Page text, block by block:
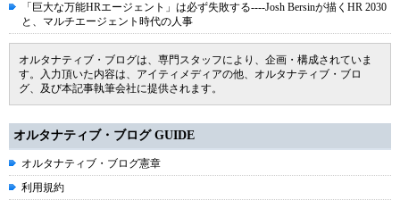
「巨大な万能HRエージェント」は必ず失敗する----Josh Bersinが描くHR 2030
と、マルチエージェント時代の人事
オルタナティブ・ブログは、専門スタッフにより、企画・構成されていま
す。入力頂いた内容は、アイティメディアの他、オルタナティブ・ブロ
グ、及び本記事執筆会社に提供されます。
オルタナティブ・ブログ GUIDE
オルタナティブ・ブログ憲章
利用規約